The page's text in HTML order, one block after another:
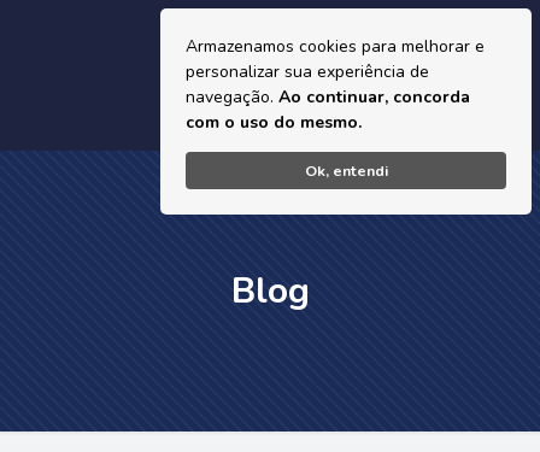
Armazenamos cookies para melhorar e
personalizar sua experiência de
navegação. Ao continuar, concorda
com o uso do mesmo.
Ok, entendi
Blog